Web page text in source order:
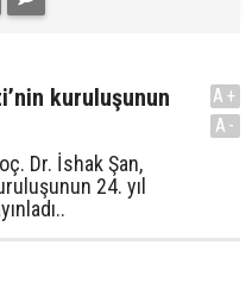
kuruluşunun
Dr. İshak Şan,
24. yıl
A+
A-